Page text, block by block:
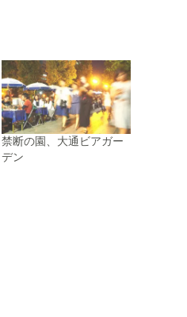
禁断の園、大通ビアガー
デン